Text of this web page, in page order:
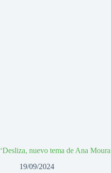
‘Desliza, nuevo tema de Ana Moura
19/09/2024